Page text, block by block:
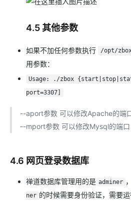
4.5 其他参数
如果不加任何参数执行 /opt/
用参数：
Usage: ./zbox
port=3307]
--aport参数 可以修改Apache的端
--mport参数 可以修改Mysql的端口
4.6 网页登录数据库
禅道数据库管理用的是 adminer
ner 的时候需要身份验证，需要